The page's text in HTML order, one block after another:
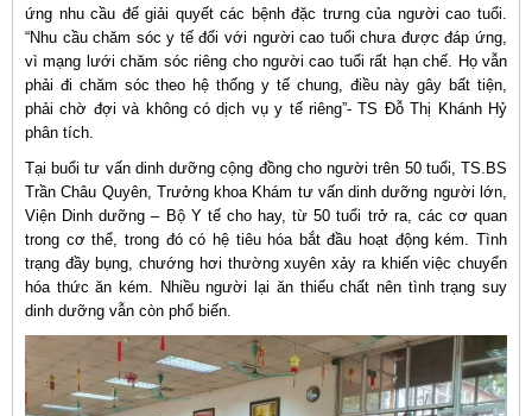
ứng nhu cầu để giải quyết các bệnh đặc trưng của người cao tuổi.
“Nhu cầu chăm sóc y tế đối với người cao tuổi chưa được đáp ứng,
vì mạng lưới chăm sóc riêng cho người cao tuổi rất hạn chế. Họ vẫn
phải đi chăm sóc theo hệ thống y tế chung, điều này gây bất tiện,
phải chờ đợi và không có dịch vụ y tế riêng”- TS Đỗ Thị Khánh Hỷ
phân tích.
Tại buổi tư vấn dinh dưỡng cộng đồng cho người trên 50 tuổi, TS.BS
Trần Châu Quyên, Trưởng khoa Khám tư vấn dinh dưỡng người lớn,
Viện Dinh dưỡng – Bộ Y tế cho hay, từ 50 tuổi trở ra, các cơ quan
trong cơ thể, trong đó có hệ tiêu hóa bắt đầu hoạt động kém. Tình
trạng đầy bụng, chướng hơi thường xuyên xảy ra khiến việc chuyển
hóa thức ăn kém. Nhiều người lại ăn thiếu chất nên tình trạng suy
dinh dưỡng vẫn còn phổ biến.